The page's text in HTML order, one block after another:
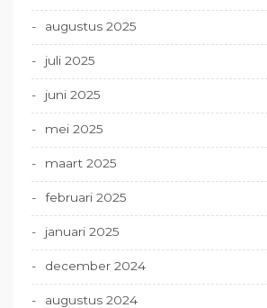
augustus 2025
juli 2025
juni 2025
mei 2025
maart 2025
februari 2025
januari 2025
december 2024
augustus 2024